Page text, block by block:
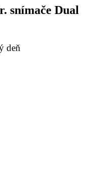
snímače Dual
deň